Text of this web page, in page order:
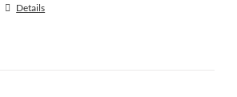
Details